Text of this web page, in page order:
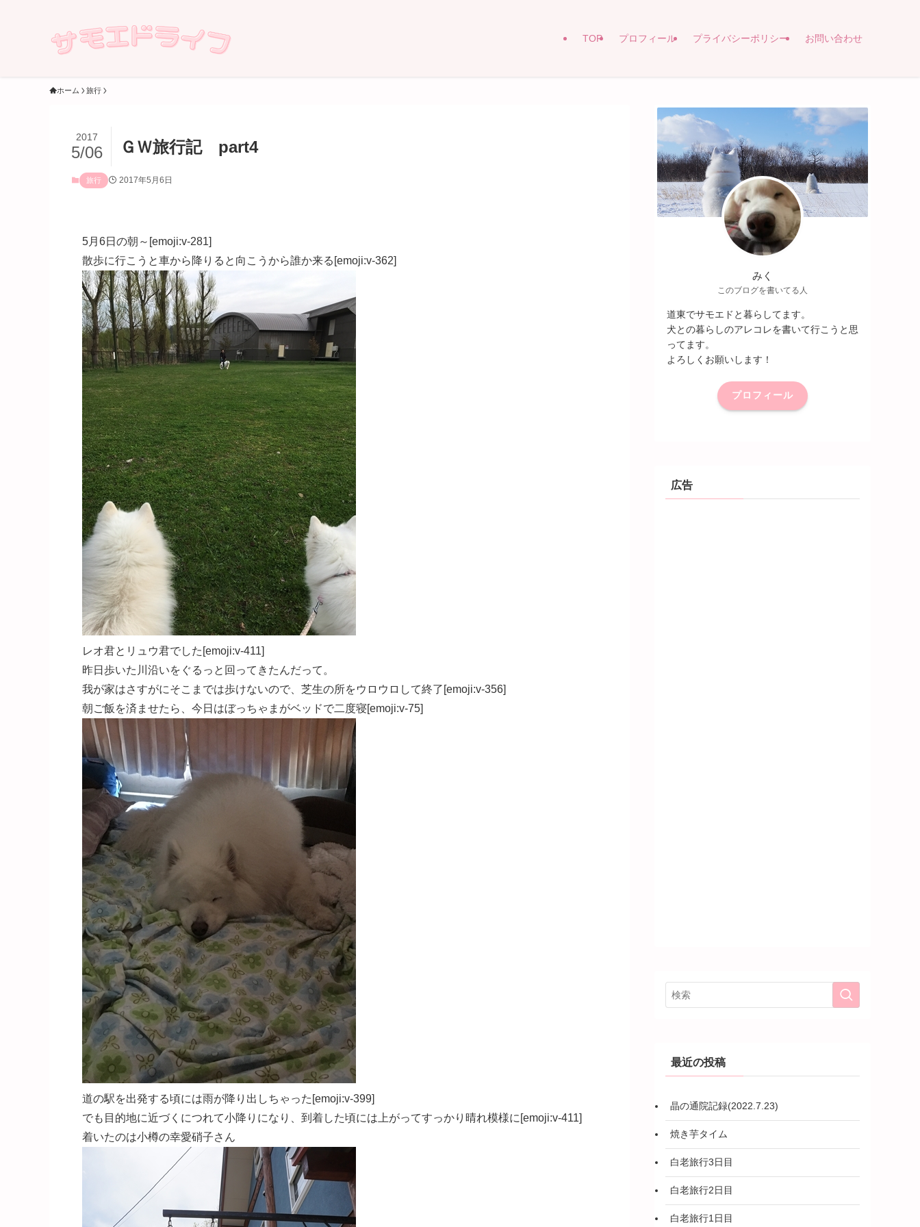
TOP プロフィール プライバシーポリシー お問い合わせ
ホーム 旅行
ＧＷ旅行記 part4
2017
5/06
旅行 2017年5月6日
5月6日の朝～[emoji:v-281]
散歩に行こうと車から降りると向こうから誰か来る[emoji:v-362]
レオ君とリュウ君でした[emoji:v-411]
昨日歩いた川沿いをぐるっと回ってきたんだって。
我が家はさすがにそこまでは歩けないので、芝生の所をウロウロして終了[emoji:v-356]
朝ご飯を済ませたら、今日はぼっちゃまがベッドで二度寝[emoji:v-75]
道の駅を出発する頃には雨が降り出しちゃった[emoji:v-399]
でも目的地に近づくにつれて小降りになり、到着した頃には上がってすっかり晴れ模様に[emoji:v-411]
着いたのは小樽の幸愛硝子さん
みく
このブログを書いてる人
道東でサモエドと暮らしてます。
犬との暮らしのアレコレを書いて行こうと思
ってます。
よろしくお願いします！
プロフィール
広告
最近の投稿
晶の通院記録(2022.7.23)
焼き芋タイム
白老旅行3日目
白老旅行2日目
白老旅行1日目